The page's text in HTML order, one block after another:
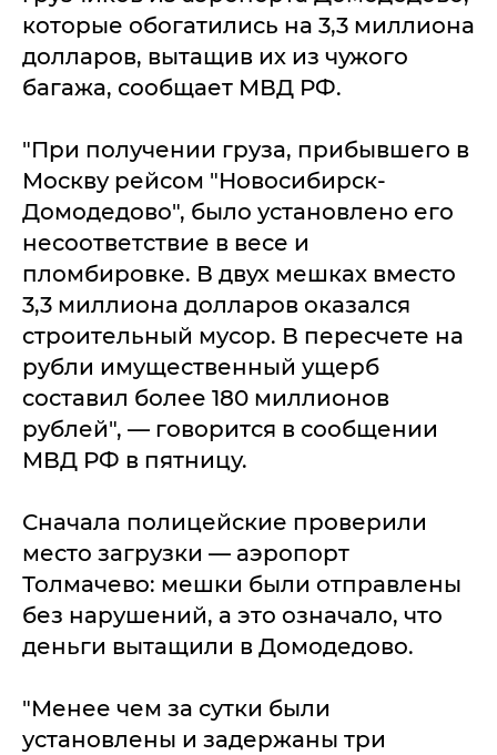
которые обогатились на 3,3 миллиона
долларов, вытащив их из чужого
багажа, сообщает МВД РФ.
"При получении груза, прибывшего в
Москву рейсом "Новосибирск-
Домодедово", было установлено его
несоответствие в весе и
пломбировке. В двух мешках вместо
3,3 миллиона долларов оказался
строительный мусор. В пересчете на
рубли имущественный ущерб
составил более 180 миллионов
рублей", — говорится в сообщении
МВД РФ в пятницу.
Сначала полицейские проверили
место загрузки — аэропорт
Толмачево: мешки были отправлены
без нарушений, а это означало, что
деньги вытащили в Домодедово.
"Менее чем за сутки были
установлены и задержаны три